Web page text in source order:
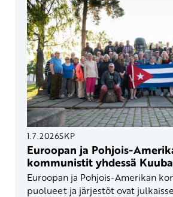
1.7.2026SKP
Euroopan ja Pohjois-
kommunistit yhdessä
Euroopan ja Pohjois-Amerikan
puolueet ja järjestöt ovat